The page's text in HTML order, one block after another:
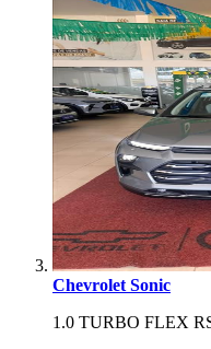
Chevrolet Sonic
1.0 TURBO FLEX